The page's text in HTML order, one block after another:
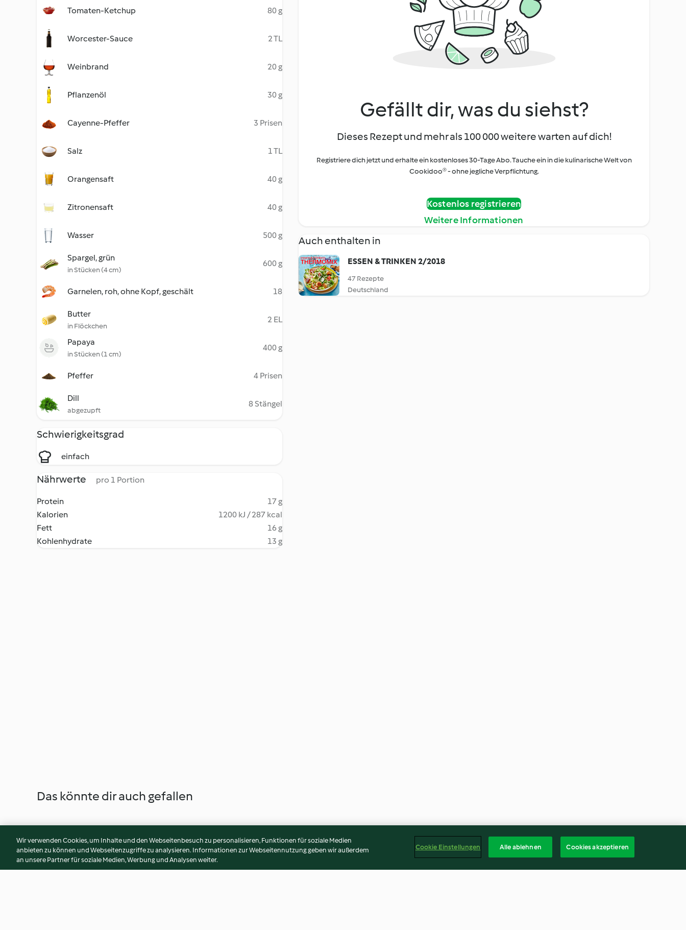
Tomaten-Ketchup 80 g
Worcester-Sauce 2 TL
Weinbrand 20 g
Pflanzenöl 30 g
Cayenne-Pfeffer 3 Prisen
Salz 1 TL
Orangensaft 40 g
Zitronensaft 40 g
Wasser 500 g
Spargel, grün
in Stücken (4 cm)
600 g
Garnelen, roh, ohne Kopf, geschält 18
Butter
in Flöckchen
2 EL
Papaya
in Stücken (1 cm)
400 g
Pfeffer 4 Prisen
Dill
abgezupft
8 Stängel
Schwierigkeitsgrad
einfach
Nährwerte pro 1 Portion
Protein
17 g
Kalorien
1200 kJ / 287 kcal
Fett
16 g
Kohlenhydrate
13 g
Gefällt dir, was du siehst?
Dieses Rezept und mehr als 100 000 weitere warten auf dich!
Registriere dich jetzt und erhalte ein kostenloses 30-Tage Abo. Tauche ein in die kulinarische Welt von
Cookidoo® - ohne jegliche Verpflichtung.
Kostenlos registrieren
Weitere Informationen
Auch enthalten in
ESSEN & TRINKEN 2/2018
47 Rezepte
Deutschland
Das könnte dir auch gefallen
Wir verwenden Cookies, um Inhalte und den Webseitenbesuch zu personalisieren, Funktionen für soziale Medien
anbieten zu können und Webseitenzugriffe zu analysieren. Informationen zur Webseitennutzung geben wir außerdem
an unsere Partner für soziale Medien, Werbung und Analysen weiter.
Cookie Einstellungen Alle ablehnen Cookies akzeptieren